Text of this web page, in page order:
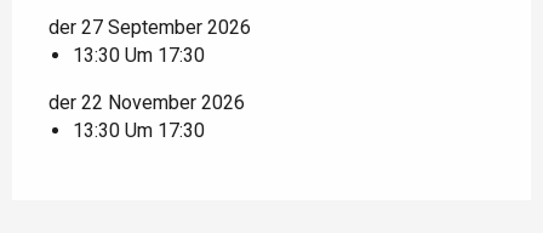
der 27 September 2026
13:30 Um 17:30
der 22 November 2026
13:30 Um 17:30